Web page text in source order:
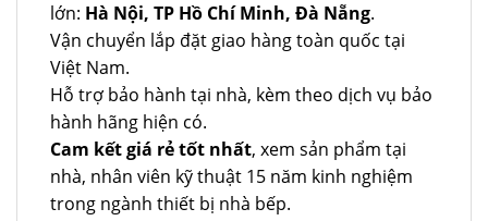
lớn: Hà Nội, TP Hồ Chí Minh, Đà Nẵng.
Vận chuyển lắp đặt giao hàng toàn quốc tại
Việt Nam.
Hỗ trợ bảo hành tại nhà, kèm theo dịch vụ bảo
hành hãng hiện có.
Cam kết giá rẻ tốt nhất, xem sản phẩm tại
nhà, nhân viên kỹ thuật 15 năm kinh nghiệm
trong ngành thiết bị nhà bếp.